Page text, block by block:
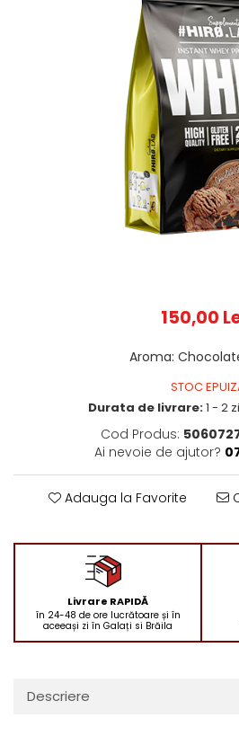
150,00
Aroma:
STOC
Durata de livrare:1 - 2
Cod Produs:
Ai nevoie de ajutor?
Adauga la Favorite
Livrare RAPIDĂ
în 24-48 de ore lucrătoare și în
aceeași zi în Galați si Brăila
Descriere